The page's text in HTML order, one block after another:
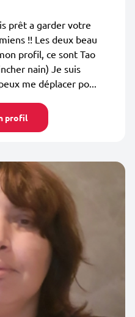
prêt a garder votre
!! Les deux beau
profil, ce sont Tao
nain) Je suis
me déplacer po...
profil